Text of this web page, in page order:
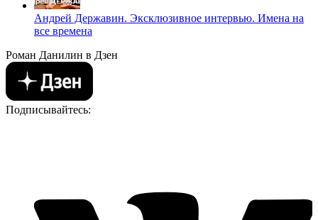
Андрей Державин. Эксклюзивное интервью. Имена на
все времена
Роман Данилин в Дзен
Подписывайтесь: